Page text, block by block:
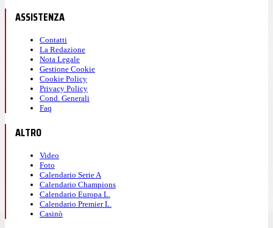
ASSISTENZA
Contatti
La Redazione
Nota Legale
Gestione Cookie
Cookie Policy
Privacy Policy
Cond. Generali
Faq
ALTRO
Video
Foto
Calendario Serie A
Calendario Champions
Calendario Europa L.
Calendario Premier L.
Casinò